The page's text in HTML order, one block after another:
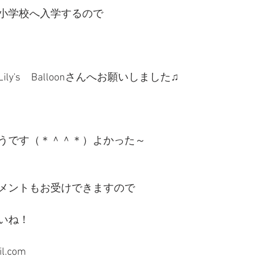
学校へ入学するので
　Balloonさんへお願いしました♫
です（＊＾＾＊）よかった～
ントもお受けできますので
ね！